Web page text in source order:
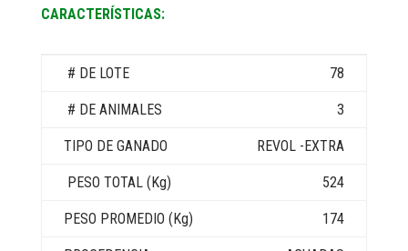
CARACTERÍSTICAS:
78
3
REVOL -EXTRA
524
174